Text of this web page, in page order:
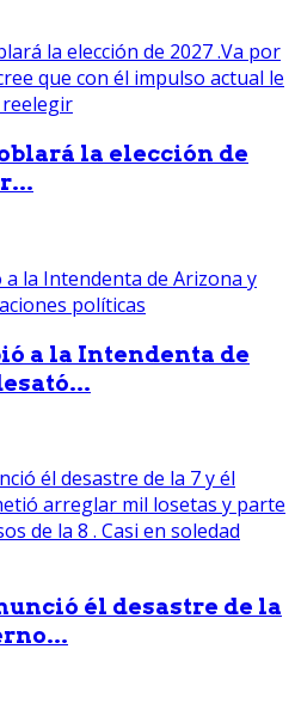
la elección de
a la Intendenta de
él desastre de la